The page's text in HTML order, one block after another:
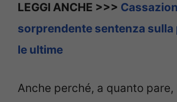
LEGGI ANCHE >>>
sorprendente sentenza sulla
le ultime
Anche perché, a quanto pare,